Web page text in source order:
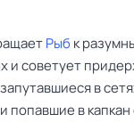
Рыб к
и советует
в
попавшие в